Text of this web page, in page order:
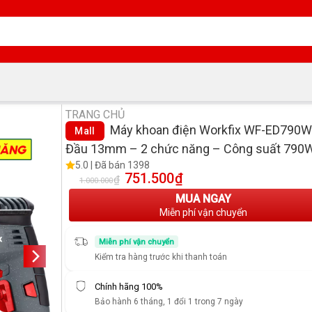
TRANG CHỦ
Mall
Máy khoan điện Workfix WF-
Đầu 13mm – 2 chức năng – Công suất
5.0 | Đã bán 1398
1.000.000₫ Giá gốc là: 1.000.000₫.
751.500₫Giá hiện tại là: 751.500₫.
MUA NGAY
Miễn phí vận chuyển
Miễn phí vận chuyển
Kiểm tra hàng trước khi thanh toán
Chính hãng 100%
Bảo hành 6 tháng, 1 đổi 1 trong 7 ngày